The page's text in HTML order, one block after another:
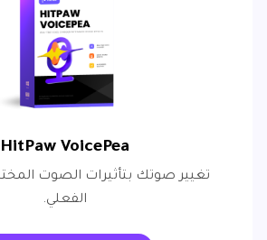
HitPaw VoicePea
تغيير صوتك بتأثيرات الصوت
الفعلي.